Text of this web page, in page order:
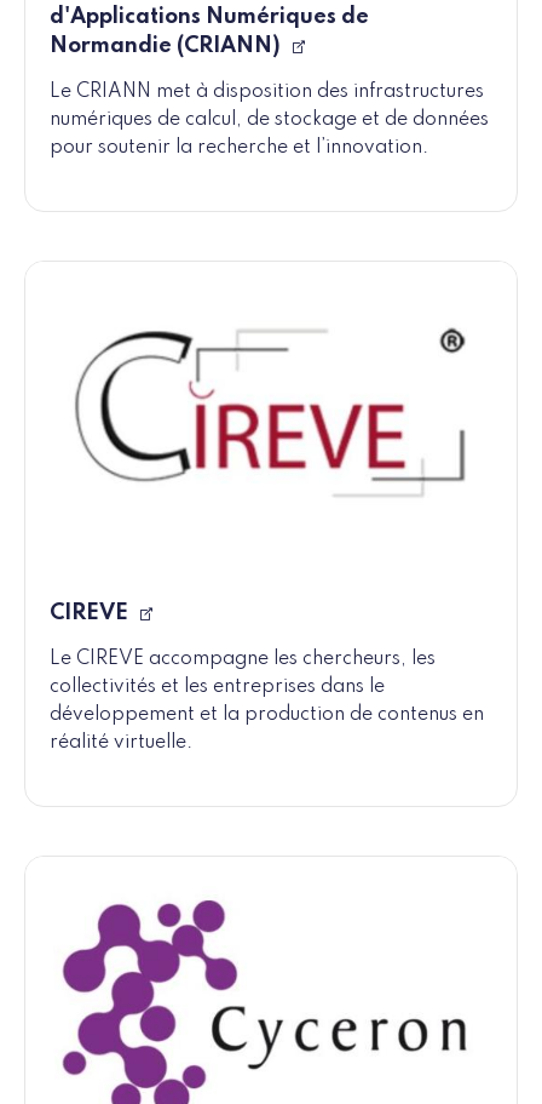
d'Applications Numériques de
Normandie (CRIANN)
Le CRIANN met à disposition des infrastructures
numériques de calcul, de stockage et de données
pour soutenir la recherche et l’innovation.
CIREVE
Le CIREVE accompagne les chercheurs, les
collectivités et les entreprises dans le
développement et la production de contenus en
réalité virtuelle.